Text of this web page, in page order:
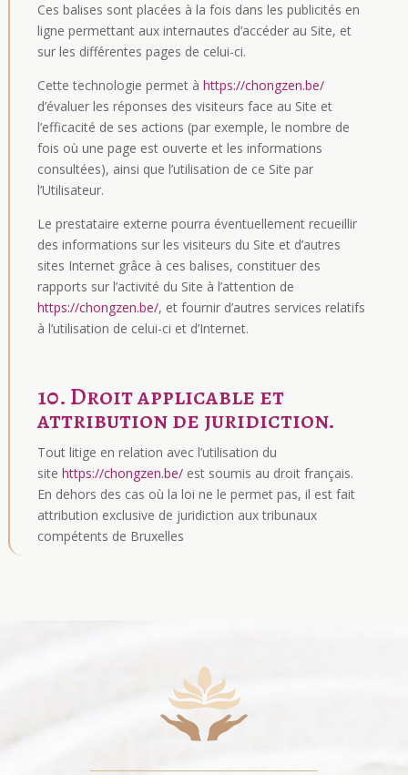
Ces balises sont placées à la fois dans les publicités en
ligne permettant aux internautes d’accéder au Site, et
sur les différentes pages de celui-ci.
Cette technologie permet à https://chongzen.be/
d’évaluer les réponses des visiteurs face au Site et
l’efficacité de ses actions (par exemple, le nombre de
fois où une page est ouverte et les informations
consultées), ainsi que l’utilisation de ce Site par
l’Utilisateur.
Le prestataire externe pourra éventuellement recueillir
des informations sur les visiteurs du Site et d’autres
sites Internet grâce à ces balises, constituer des
rapports sur l’activité du Site à l’attention de
https://chongzen.be/, et fournir d’autres services relatifs
à l’utilisation de celui-ci et d’Internet.
10. Droit applicable et
attribution de juridiction.
Tout litige en relation avec l’utilisation du
site https://chongzen.be/est soumis au droit français.
En dehors des cas où la loi ne le permet pas, il est fait
attribution exclusive de juridiction aux tribunaux
compétents de Bruxelles